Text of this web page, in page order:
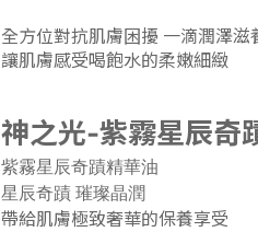
全方位對抗肌膚困擾 一滴潤澤滋
讓肌膚感受喝飽水的柔嫩細緻
神之光-紫霧星辰奇
紫霧星辰奇蹟精華油
星辰奇蹟 璀璨晶潤
帶給肌膚極致奢華的保養享受